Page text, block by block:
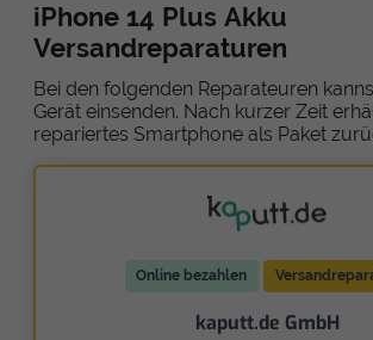
iPhone 14 Plus Akku
Versandreparaturen
Bei den folgenden Reparateuren
Gerät einsenden. Nach kurzer Zeit
repariertes Smartphone als Paket
Online bezahlen
kaputt.de GmbH